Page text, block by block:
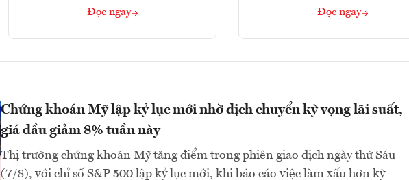
Đọc ngay Đọc ngay
Chứng khoán Mỹ lập kỷ lục mới nhờ dịch chuyển kỳ vọng lãi suất,
giá dầu giảm 8% tuần này
Thị trường chứng khoán Mỹ tăng điểm trong phiên giao dịch ngày thứ Sáu
(7/8), với chỉ số S&P 500 lập kỷ lục mới, khi báo cáo việc làm xấu hơn kỳ